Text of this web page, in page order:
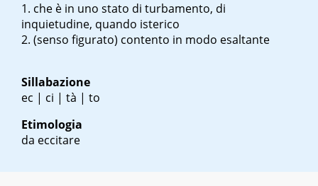
che è in uno stato di turbamento, di
inquietudine, quando isterico
(senso figurato) contento in modo esaltante
Sillabazione
ec | ci | tà | to
Etimologia
da eccitare